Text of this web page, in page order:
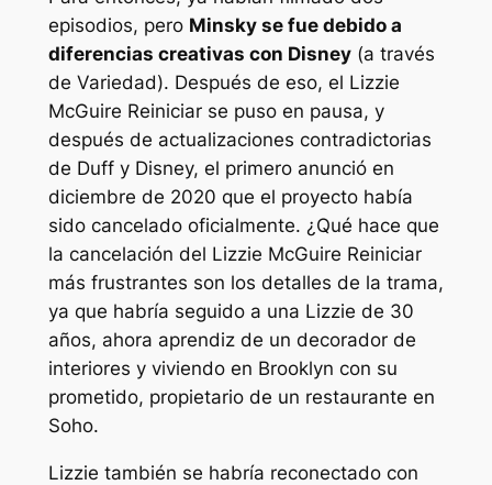
episodios, pero Minsky se fue debido a
diferencias creativas con Disney(a través
de Variedad). Después de eso, el Lizzie
McGuire Reiniciar se puso en pausa, y
después de actualizaciones contradictorias
de Duff y Disney, el primero anunció en
diciembre de 2020 que el proyecto había
sido cancelado oficialmente. ¿Qué hace que
la cancelación del Lizzie McGuire Reiniciar
más frustrantes son los detalles de la trama,
ya que habría seguido a una Lizzie de 30
años, ahora aprendiz de un decorador de
interiores y viviendo en Brooklyn con su
prometido, propietario de un restaurante en
Soho.
Lizzie también se habría reconectado con